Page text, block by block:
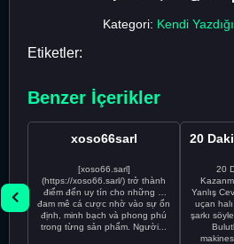
Kategori: Kendi
Etiketler:
Benzer İçerikler
xoso66sarl
[xoso66.sarl]
(https://xoso66.sarl/) trở thành
điểm đến uy tín cho những ai
đam mê cá cược nhờ vào sự ổn
định, minh bạch và phong phú
trong từng sản phẩm. Người...
20
Yanlış Cevaplar 1.
uçan
şarkı